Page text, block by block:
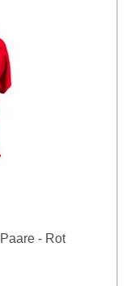
- Rot